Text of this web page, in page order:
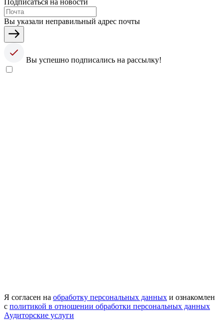
Вы указали неправильный адрес почты
Вы успешно подписались на рассылку!
Я согласен на обработку персональных данных и ознакомлен
с политикой в отношении обработки персональных данных
Аудиторские услуги